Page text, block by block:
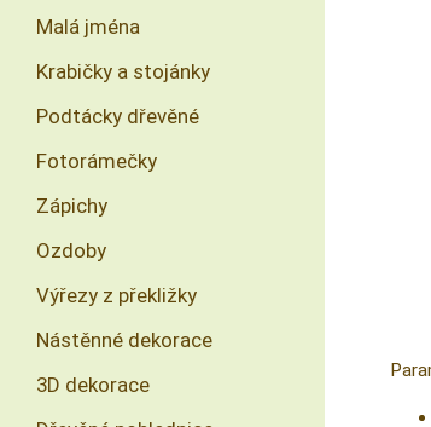
Malá jména
Krabičky a stojánky
Podtácky dřevěné
Fotorámečky
Zápichy
Ozdoby
Výřezy z překližky
Nástěnné dekorace
3D dekorace